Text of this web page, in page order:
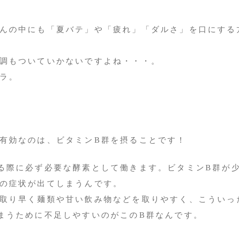
の中にも「夏バテ」や「疲れ」「ダルさ」を口にする
もついていかないですよね・・・。
。
効なのは、ビタミンB群を摂ることです！
際に必ず必要な酵素として働きます。ビタミンB群が
症状が出てしまうんです。
り早く麺類や甘い飲み物などを取りやすく、こうい
ために不足しやすいのがこのB群なんです。